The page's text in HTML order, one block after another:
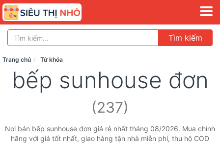
Tìm kiếm
Trang chủ Từ khóa
bếp sunhouse đơn
(237)
Nơi bán bếp sunhouse đơn giá rẻ nhất tháng 08/2026. Mua chính
hãng với giá tốt nhất, giao hàng tận nhà miễn phí, thu hộ COD